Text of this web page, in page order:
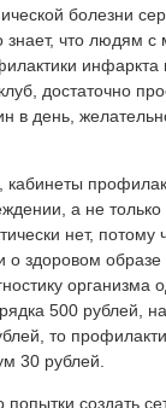
болезни
что людям
инфаркта
достаточно
в день,
кабинеты
а не
нет, потому
о здоровом
организма
500 рублей,
то
30 рублей.
создать